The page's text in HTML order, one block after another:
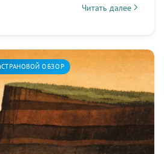
Читать далее
about Камбоджа:
СТРАНОВОЙ ОБЗОР